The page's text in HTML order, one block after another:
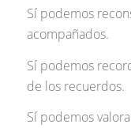
Sí podemos
acompañados.
Sí podemos
de los recuerdos.
Sí podemos